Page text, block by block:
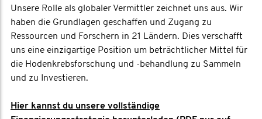
Unsere Rolle als globaler Vermittler zeichnet uns aus. Wir
haben die Grundlagen geschaffen und Zugang zu
Ressourcen und Forschern in 21 Ländern. Dies verschafft
uns eine einzigartige Position um beträchtlicher Mittel für
die Hodenkrebsforschung und -behandlung zu Sammeln
und zu Investieren.
Hier kannst du unsere vollständige